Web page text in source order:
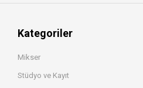
Kategoriler
Mikser
Stüdyo ve Kayıt